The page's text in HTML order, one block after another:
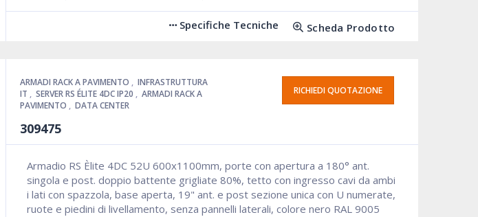
Scheda Prodotto
Specifiche Tecniche
ARMADI RACK A PAVIMENTO ,INFRASTRUTTURA
IT ,SERVER RS ÉLITE 4DC IP20 ,ARMADI RACK A
PAVIMENTO ,DATA CENTER
309475
RICHIEDI QUOTAZIONE
Armadio RS Èlite 4DC 52U 600x1100mm, porte con apertura a 180° ant.
singola e post. doppio battente grigliate 80%, tetto con ingresso cavi da ambi
i lati con spazzola, base aperta, 19" ant. e post sezione unica con U numerate,
ruote e piedini di livellamento, senza pannelli laterali, colore nero RAL 9005